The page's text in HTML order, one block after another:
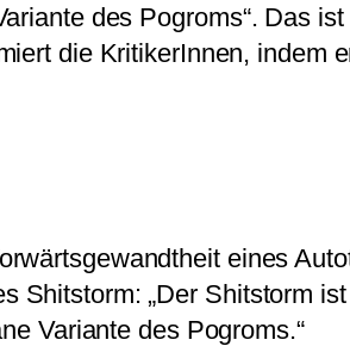
des Pogroms“. Das
die KritikerInnen, indem
eines
Shitstorm: „Der Shitstorm
Variante des Pogroms.“